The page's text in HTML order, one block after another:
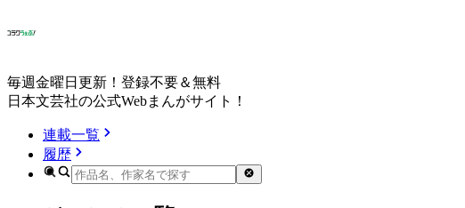
毎週金曜日更新！登録不要＆無料
日本文芸社の公式Webまんがサイト！
連載一覧
履歴